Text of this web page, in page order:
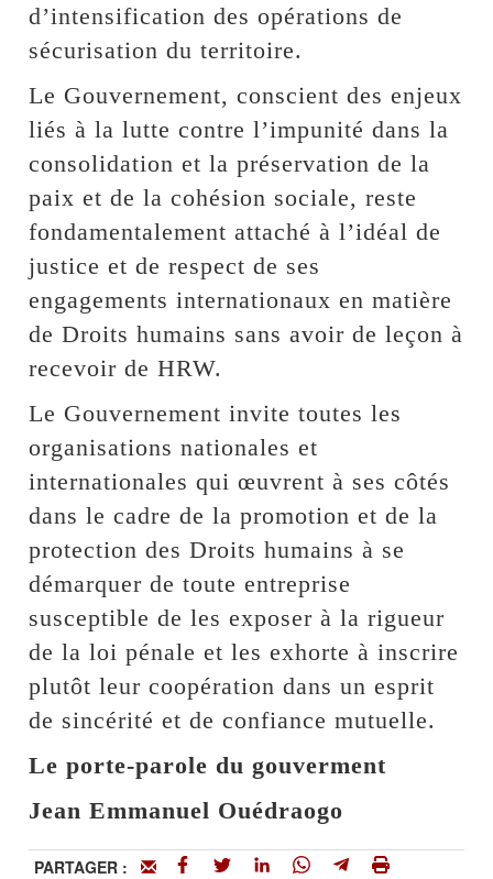
d’intensification des opérations de
sécurisation du territoire.
Le Gouvernement, conscient des enjeux
liés à la lutte contre l’impunité dans la
consolidation et la préservation de la
paix et de la cohésion sociale, reste
fondamentalement attaché à l’idéal de
justice et de respect de ses
engagements internationaux en matière
de Droits humains sans avoir de leçon à
recevoir de HRW.
Le Gouvernement invite toutes les
organisations nationales et
internationales qui œuvrent à ses côtés
dans le cadre de la promotion et de la
protection des Droits humains à se
démarquer de toute entreprise
susceptible de les exposer à la rigueur
de la loi pénale et les exhorte à inscrire
plutôt leur coopération dans un esprit
de sincérité et de confiance mutuelle.
Le porte-parole du gouverment
Jean Emmanuel Ouédraogo
PARTAGER :